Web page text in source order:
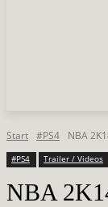
Start #PS4 NBA
#PS4 Trailer / Videos
NBA